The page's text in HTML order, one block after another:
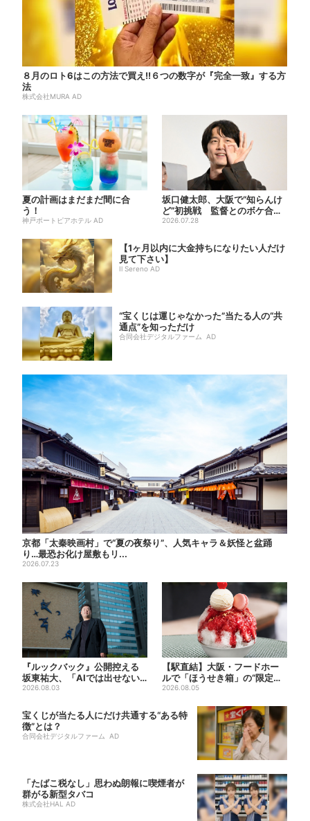
８月のロト6はこの方法で買え!!６つの数字が『完全一致』する方
法
株式会社MURA AD
夏の計画はまだまだ間に合
う！
神戸ポートピアホテル AD
坂口健太郎、大阪で“知らんけ
ど”初挑戦 監督とのボケ合戦
に会場ほっこり
2026.07.28
【1ヶ月以内に大金持ちになりたい人だけ
見て下さい】
Il Sereno AD
“宝くじは運じゃなかった”当たる人の“共
通点”を知っただけ
合同会社デジタルファーム AD
京都「太秦映画村」で“夏の夜祭り”、人気キャラ＆妖怪と盆踊
り…最恐お化け屋敷もリ...
2026.07.23
『ルックバック』公開控える
坂東祐大、「AIでは出せない
質感がある」映画音楽へのこ...
2026.08.03
【駅直結】大阪・フードホー
ルで「ほうせき箱」の“限定か
き氷”が復活！過去イベント...
2026.08.05
宝くじが当たる人にだけ共通する“ある特
徴”とは？
合同会社デジタルファーム AD
「たばこ税なし」思わぬ朗報に喫煙者が
群がる新型タバコ
株式会社HAL AD